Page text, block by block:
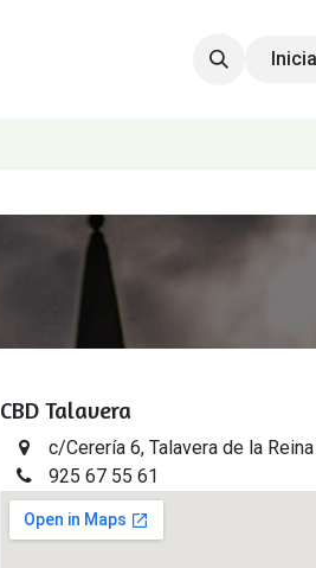
CBD Talavera
c/Cerería 6, Talavera de la Reina
925 67 55 61